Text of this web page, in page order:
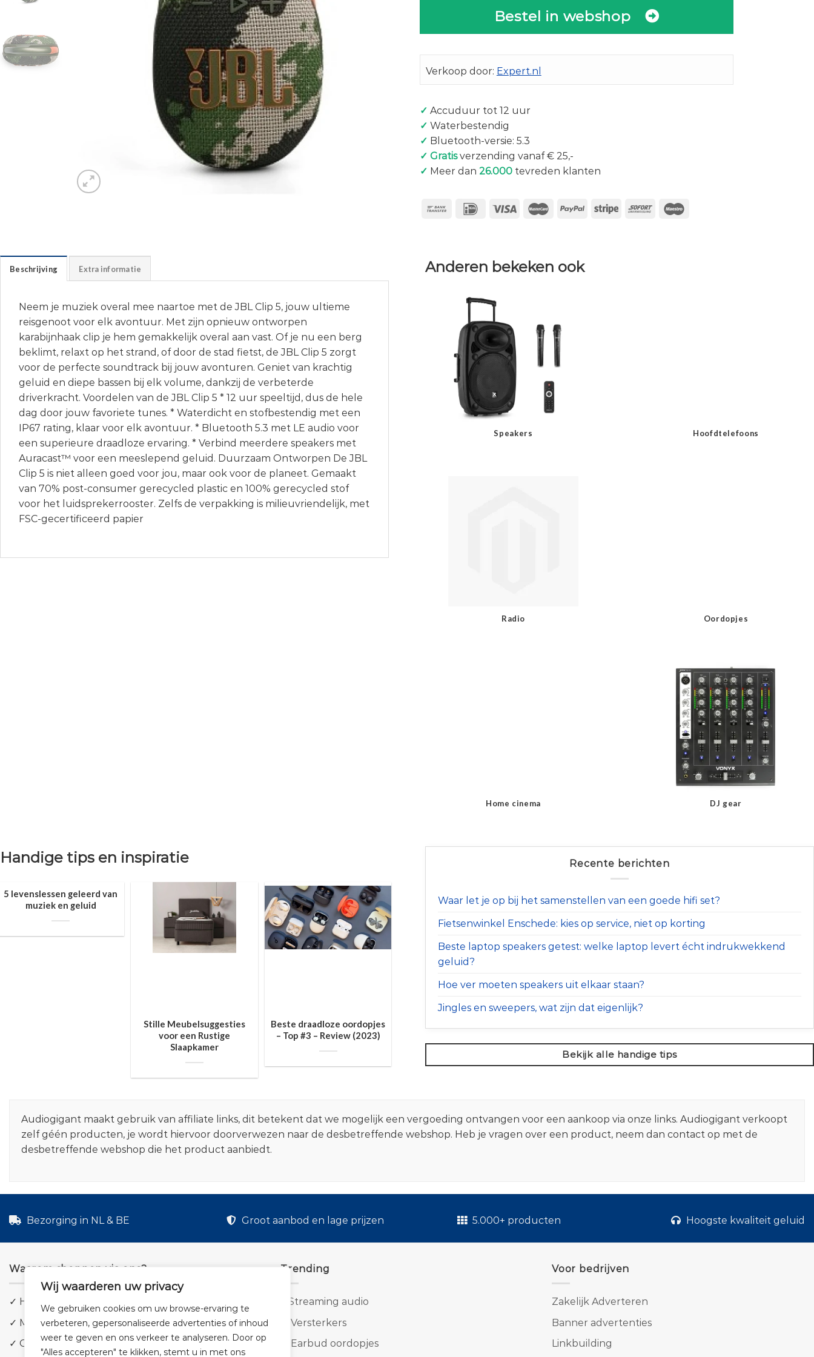
Wij waarderen uw privacy
We gebruiken cookies om uw browse-ervaring te
verbeteren, gepersonaliseerde advertenties of inhoud
weer te geven en ons verkeer te analyseren. Door op
"Alles accepteren" te klikken, stemt u in met ons
Bestel in webshop
Verkoop door: Expert.nl
✓ Accuduur tot 12 uur
✓ Waterbestendig
✓ Bluetooth-versie: 5.3
✓ Gratisverzending vanaf € 25,-
✓ Meer dan 26.000tevreden klanten
Beschrijving Extra informatie
Neem je muziek overal mee naartoe met de JBL Clip 5, jouw ultieme
reisgenoot voor elk avontuur. Met zijn opnieuw ontworpen
karabijnhaak clip je hem gemakkelijk overal aan vast. Of je nu een berg
beklimt, relaxt op het strand, of door de stad fietst, de JBL Clip 5 zorgt
voor de perfecte soundtrack bij jouw avonturen. Geniet van krachtig
geluid en diepe bassen bij elk volume, dankzij de verbeterde
driverkracht. Voordelen van de JBL Clip 5 * 12 uur speeltijd, dus de hele
dag door jouw favoriete tunes. * Waterdicht en stofbestendig met een
IP67 rating, klaar voor elk avontuur. * Bluetooth 5.3 met LE audio voor
een superieure draadloze ervaring. * Verbind meerdere speakers met
Auracast™ voor een meeslepend geluid. Duurzaam Ontworpen De JBL
Clip 5 is niet alleen goed voor jou, maar ook voor de planeet. Gemaakt
van 70% post-consumer gerecycled plastic en 100% gerecycled stof
voor het luidsprekerrooster. Zelfs de verpakking is milieuvriendelijk, met
FSC-gecertificeerd papier
Anderen bekeken ook
Speakers Hoofdtelefoons
Radio Oordopjes
Home cinema DJ gear
Handige tips en inspiratie
5 levenslessen geleerd van
muziek en geluid
Stille Meubelsuggesties
voor een Rustige
Slaapkamer
Beste draadloze oordopjes
– Top #3 – Review (2023)
Recente berichten
Waar let je op bij het samenstellen van een goede hifi set?
Fietsenwinkel Enschede: kies op service, niet op korting
Beste laptop speakers getest: welke laptop levert écht indrukwekkend
geluid?
Hoe ver moeten speakers uit elkaar staan?
Jingles en sweepers, wat zijn dat eigenlijk?
Bekijk alle handige tips
Audiogigant maakt gebruik van affiliate links, dit betekent dat we mogelijk een vergoeding ontvangen voor een aankoop via onze links. Audiogigant verkoopt
zelf géén producten, je wordt hiervoor doorverwezen naar de desbetreffende webshop. Heb je vragen over een product, neem dan contact op met de
desbetreffende webshop die het product aanbiedt.
Bezorging in NL & BE Groot aanbod en lage prijzen 5.000+ producten Hoogste kwaliteit geluid
Waarom shoppen via ons?
✓ Hoge kwaliteit geluid
✓ Meer dan 5.000 producten
✓ Groot aanbod en lage prijzen
Trending
Streaming audio
Versterkers
Earbud oordopjes
Voor bedrijven
Zakelijk Adverteren
Banner advertenties
Linkbuilding